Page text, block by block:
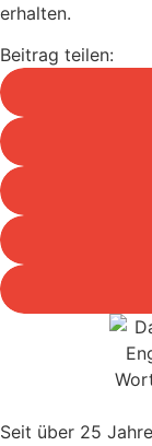
erhalten.
Beitrag teilen:
Seit über 25